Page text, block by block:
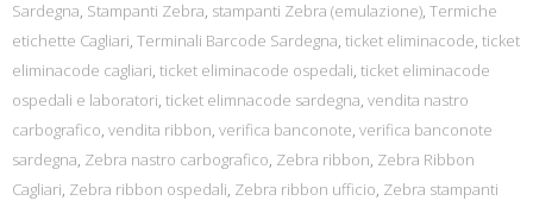
Sardegna, Stampanti Zebra, stampanti Zebra (emulazione), Termiche
etichette Cagliari, Terminali Barcode Sardegna, ticket eliminacode, ticket
eliminacode cagliari, ticket eliminacode ospedali, ticket eliminacode
ospedali e laboratori, ticket elimnacode sardegna, vendita nastro
carbografico, vendita ribbon, verifica banconote, verifica banconote
sardegna, Zebra nastro carbografico, Zebra ribbon, Zebra Ribbon
Cagliari, Zebra ribbon ospedali, Zebra ribbon ufficio, Zebra stampanti